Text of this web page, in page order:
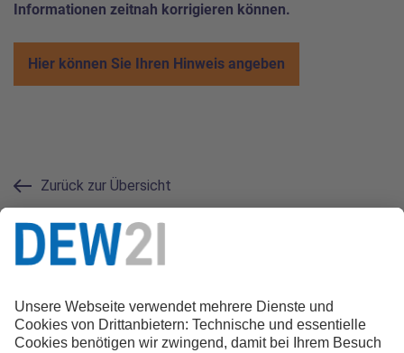
Informationen zeitnah korrigieren können.
Hier können Sie Ihren Hinweis angeben
Zurück zur Übersicht
0231.22 22 21 21
magazin@dew21.de